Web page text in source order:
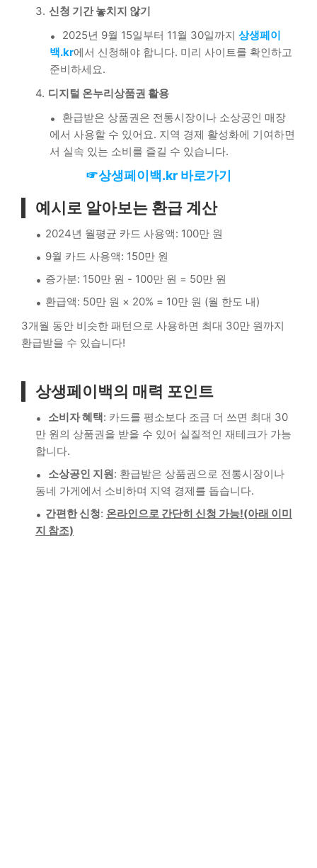
신청 기간 놓치지 않기
2025년 9월 15일부터 11월 30일까지 상생페이
백.kr에서 신청해야 합니다. 미리 사이트를 확인하고
준비하세요.
디지털 온누리상품권 활용
환급받은 상품권은 전통시장이나 소상공인 매장
에서 사용할 수 있어요. 지역 경제 활성화에 기여하면
서 실속 있는 소비를 즐길 수 있습니다.
☞상생페이백.kr 바로가기
예시로 알아보는 환급 계산
2024년 월평균 카드 사용액: 100만 원
9월 카드 사용액: 150만 원
증가분: 150만 원 - 100만 원 = 50만 원
환급액: 50만 원 × 20% = 10만 원 (월 한도 내)
3개월 동안 비슷한 패턴으로 사용하면 최대 30만 원까지
환급받을 수 있습니다!
상생페이백의 매력 포인트
소비자 혜택: 카드를 평소보다 조금 더 쓰면 최대 30
만 원의 상품권을 받을 수 있어 실질적인 재테크가 가능
합니다.
소상공인 지원: 환급받은 상품권으로 전통시장이나
동네 가게에서 소비하며 지역 경제를 돕습니다.
간편한 신청: 온라인으로 간단히 신청 가능!(아래 이미
지 참조)